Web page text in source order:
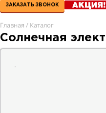
ЗАКАЗАТЬ ЗВОНОК
Главная / Каталог
Солнечная